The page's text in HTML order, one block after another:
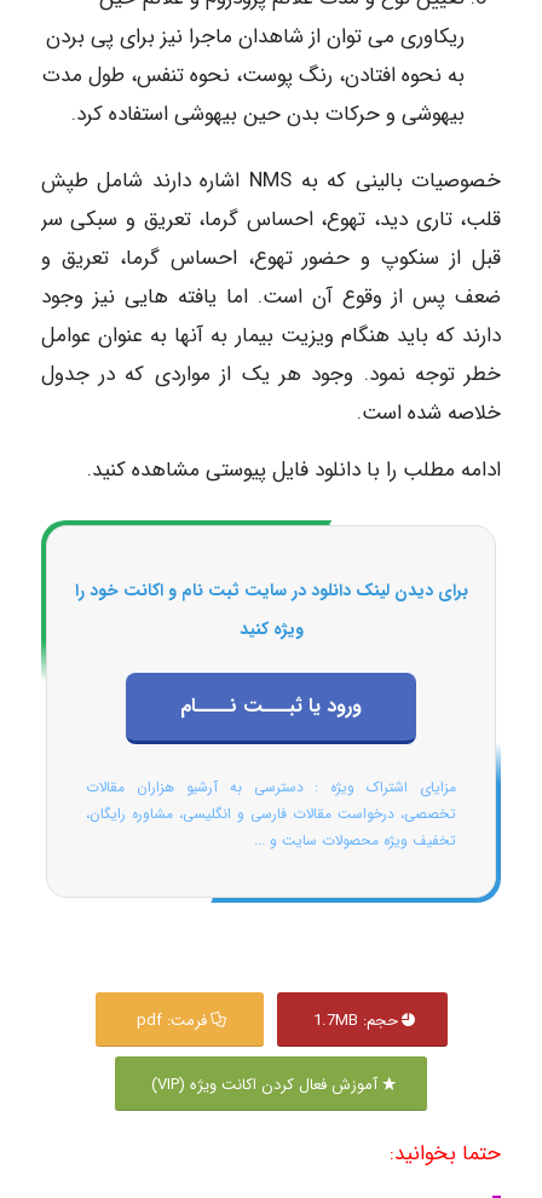
ریکاوری می توان از شاهدان ماجرا نیز برای پی بردن
به نحوه افتادن، رنگ پوست، نحوه تنفس، طول مدت
بیهوشی و حرکات بدن حین بیهوشی استفاده کرد.
خصوصیات بالینی که به NMS اشاره دارند شامل طپش
قلب، تاری دید، تهوع، احساس گرما، تعریق و سبکی سر
قبل از سنکوپ و حضور تهوع، احساس گرما، تعریق و
ضعف پس از وقوع آن است. اما یافته هایی نیز وجود
دارند که باید هنگام ویزیت بیمار به آنها به عنوان عوامل
خطر توجه نمود. وجود هر یک از مواردی که در جدول
خلاصه شده است.
ادامه مطلب را با دانلود فایل پیوستی مشاهده کنید.
برای دیدن لینک دانلود در سایت ثبت نام و اکانت خود را
ویژه کنید
ورود یا ثبـــت نــــام
مزایای اشتراک ویژه : دسترسی به آرشیو هزاران مقالات
تخصصی، درخواست مقالات فارسی و انگلیسی، مشاوره رایگان،
تخفیف ویژه محصولات سایت و ...
حجم: 1.7MB فرمت: pdf
آموزش فعال کردن اکانت ویژه (VIP)
حتما بخوانید: